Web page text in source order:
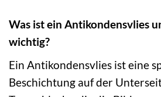
Was ist ein Antikondensvlies
wichtig?
Ein Antikondensvlies ist eine
Beschichtung auf der